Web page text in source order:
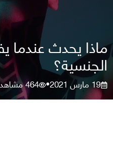
ماذا يحدث عندما
الجنسية؟
19 مارس 2021 •
464